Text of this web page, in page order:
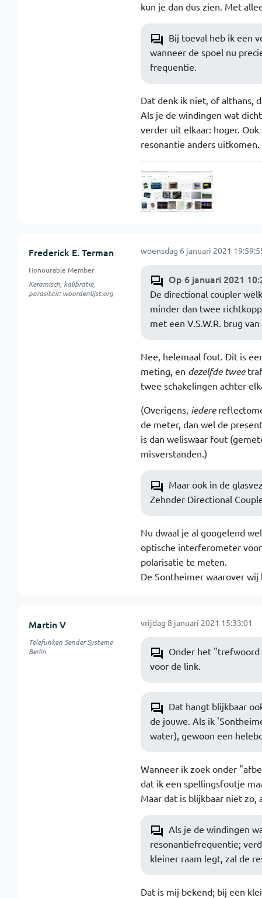
kun je dan dus zien. Met
Bij toeval heb ik een
wanneer de spoel nu
frequentie.
Dat denk ik niet, of althans,
Als je de windingen wat
verder uit elkaar: hoger.
resonantie anders uitkomen.
Frederick E. Terman
Honourable Member
Keramisch, kalibratie,
parasitair: woordenlijst.org
woensdag 6 januari 2021
Op 6 januari 2021
De directional coupler
minder dan twee
met een V.S.W.R. brug
Nee, helemaal fout. Dit is
meting, en dezelfde twee
twee schakelingen achter
(Overigens, iedere
de meter, dan wel de
is dan weliswaar fout
misverstanden.)
Maar ook in de
Zehnder Directional
Nu dwaal je al googelend
optische interferometer
polarisatie te meten.
De Sontheimer waarover
Martin V
Telefunken Sender Systeme
Berlin
vrijdag 8 januari 2021 15:33:01
Onder het "trefwoord
voor de link.
Dat hangt blijkbaar
de jouwe. Als ik
water), gewoon een
Wanneer ik zoek onder
dat ik een spellingsfoutje
Maar dat is blijkbaar niet
Als je de windingen
resonantiefrequentie;
kleiner raam legt, zal de
Dat is mij bekend; bij een